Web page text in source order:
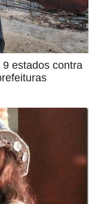
estados contra